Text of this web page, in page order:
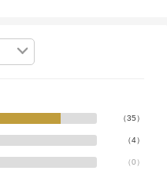
（35）
（4）
（0 ）